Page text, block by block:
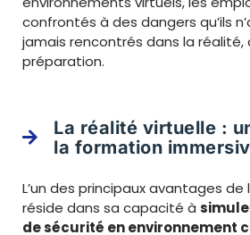
confrontés à des dangers qu’ils
jamais rencontrés dans la réalité,
préparation.
La réalité virtuelle :
la formation
L’un des principaux avantages de
réside dans sa capacité à
de sécurité en environnement